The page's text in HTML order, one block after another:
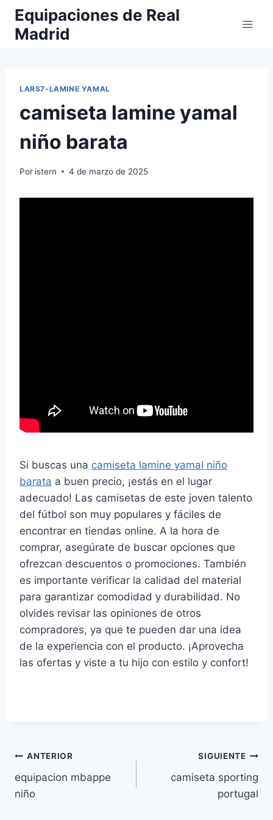
Saltar
contenido
Equipaciones de Real
Madrid
LARS7-LAMINE YAMAL
camiseta lamine yamal
niño barata
Por istern 4 de marzo de 2025
Si buscas una camiseta lamine yamal niño
barata a buen precio, ¡estás en el lugar
adecuado! Las camisetas de este joven talento
del fútbol son muy populares y fáciles de
encontrar en tiendas online. A la hora de
comprar, asegúrate de buscar opciones que
ofrezcan descuentos o promociones. También
es importante verificar la calidad del material
para garantizar comodidad y durabilidad. No
olvides revisar las opiniones de otros
compradores, ya que te pueden dar una idea
de la experiencia con el producto. ¡Aprovecha
las ofertas y viste a tu hijo con estilo y confort!
Navegación
de
ANTERIOR
equipacion mbappe
niño
SIGUIENTE
camiseta sporting
portugal